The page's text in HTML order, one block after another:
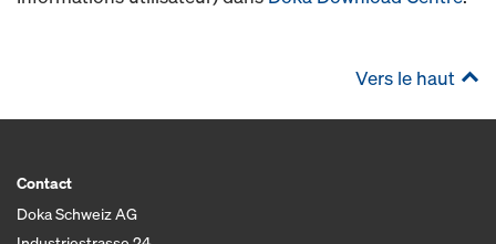
Vers le haut
Contact
Doka Schweiz AG